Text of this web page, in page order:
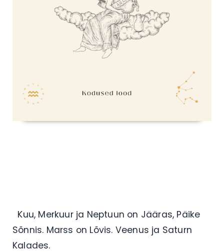
Kuu, Merkuur ja Neptuun on Jääras, Päike
Sõnnis. Marss on Lõvis. Veenus ja Saturn
Kalades.